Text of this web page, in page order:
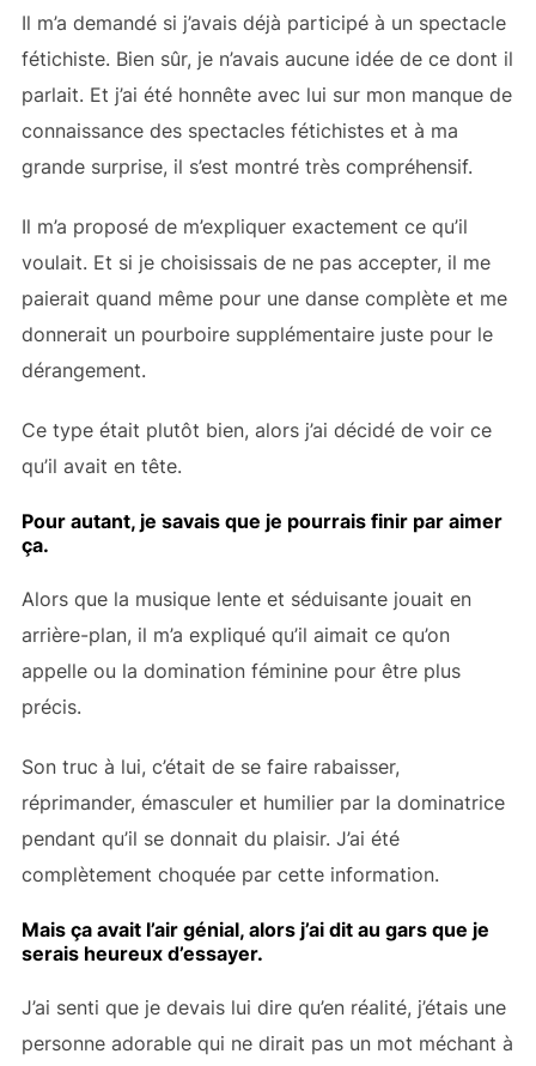
Il m’a demandé si j’avais déjà participé à un spectacle
fétichiste. Bien sûr, je n’avais aucune idée de ce dont il
parlait. Et j’ai été honnête avec lui sur mon manque de
connaissance des spectacles fétichistes et à ma
grande surprise, il s’est montré très compréhensif.
Il m’a proposé de m’expliquer exactement ce qu’il
voulait. Et si je choisissais de ne pas accepter, il me
paierait quand même pour une danse complète et me
donnerait un pourboire supplémentaire juste pour le
dérangement.
Ce type était plutôt bien, alors j’ai décidé de voir ce
qu’il avait en tête.
Pour autant, je savais que je pourrais finir par aimer
ça.
Alors que la musique lente et séduisante jouait en
arrière-plan, il m’a expliqué qu’il aimait ce qu’on
appelleou la domination féminine pour être plus
précis.
Son truc à lui, c’était de se faire rabaisser,
réprimander, émasculer et humilier par la dominatrice
pendant qu’il se donnait du plaisir. J’ai été
complètement choquée par cette information.
Mais ça avait l’air génial, alors j’ai dit au gars que je
serais heureux d’essayer.
J’ai senti que je devais lui dire qu’en réalité, j’étais une
personne adorable qui ne dirait pas un mot méchant à